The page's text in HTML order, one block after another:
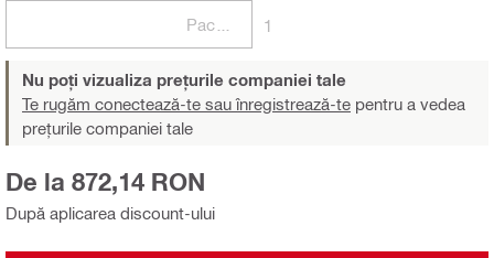
1
Nu poți vizualiza prețurile companiei tale
Te rugăm conectează-te sau înregistrează-te pentru a vedea
prețurile companiei tale
După aplicarea discount-ului
De la 872,14 RON